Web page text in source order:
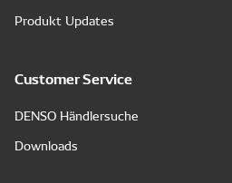
Produkt Updates
Customer Service
DENSO Händlersuche
Downloads